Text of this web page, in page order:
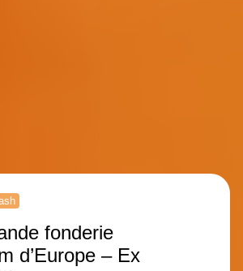
fonderie
d’Europe – Ex